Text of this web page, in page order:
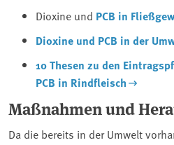
Dioxine und PCB in
Dioxine und PCB in der
10 Thesen zu den
PCB in Rindfleisch
Maßnahmen und
Da die bereits in der Umwelt